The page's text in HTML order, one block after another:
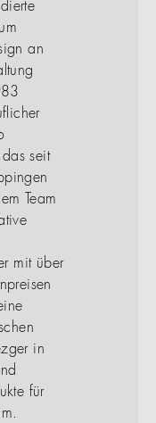
an
seit
Team
mit über
in
für